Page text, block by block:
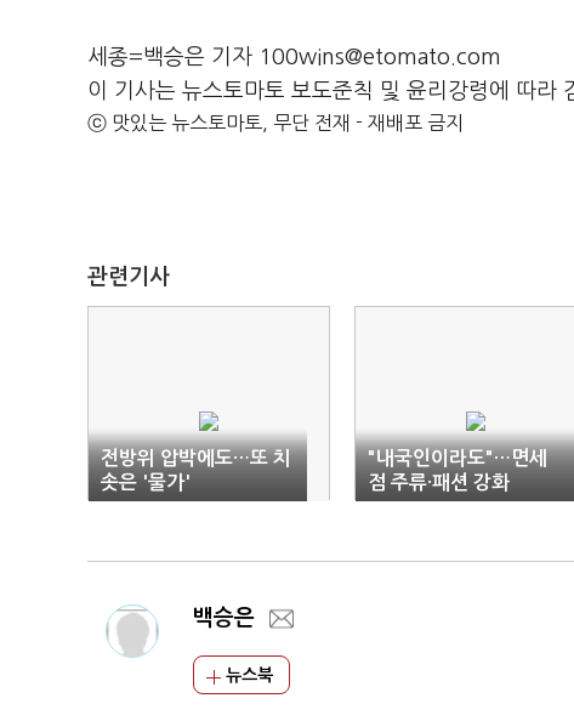
세종=백승은 기자 100wins@etomato.com
이 기사는 뉴스토마토 보도준칙 및 윤리강령에 따라
ⓒ 맛있는 뉴스토마토, 무단 전재 - 재배포 금지
관련기사
전방위 압박에도…또 치
솟은 '물가'
"내국인이라도"…면세
점 주류·패션 강화
백승은
뉴스북